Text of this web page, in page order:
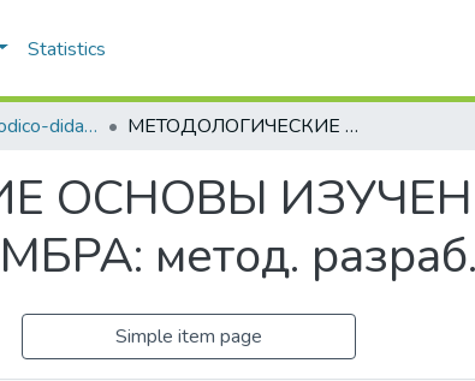
Statistics
4. Materiale metodico-didactice МЕТОДОЛОГИЧЕСКИЕ ОСНОВЫ ИЗУЧЕНИЯ МУЗЫКАЛЬНОГО ТЕМБРА: метод. разраб.
ОСНОВЫ
метод. разраб.
Simple item page